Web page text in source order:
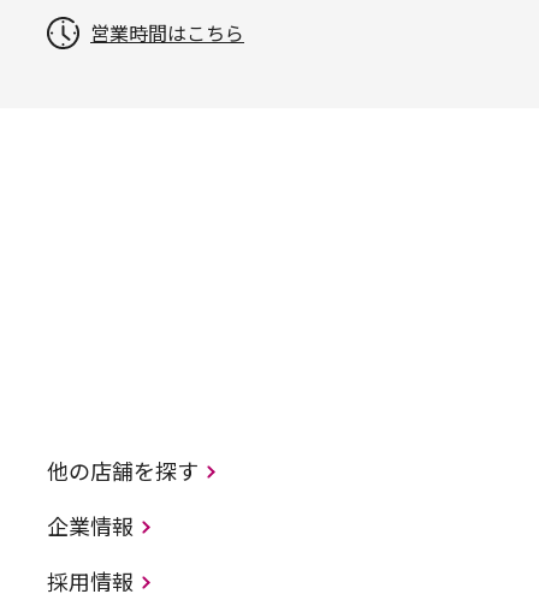
営業時間はこちら
他の店舗を探す
企業情報
採用情報